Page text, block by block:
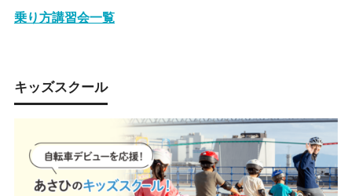
乗り方講習会一覧
キッズスクール